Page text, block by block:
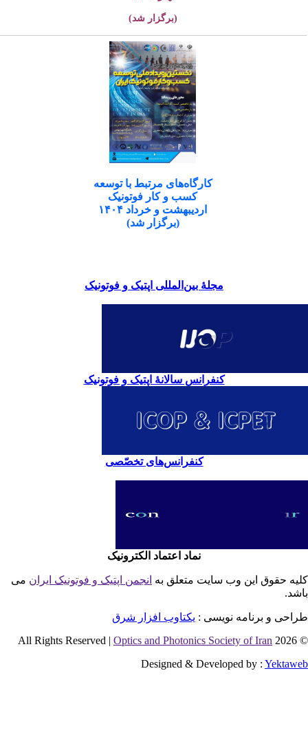
(برگزار شد)
کارگاه‌های مرتبط با توسعه
کسب و کار فوتونیک
اردیبهشت و خرداد ۱۴۰۴
(برگزار شد)
مجلۀ بین‌المللی اپتیک و فوتونیک
کنفرانس سالانۀ اپتیک و فوتونیک
کنفرانس‌های تخصّصی
نماد اعتماد الکترونیک
حقوق این وب سایت متعلق بهانجمن اپتیک و فوتونیک ایران می
و برنامه نویسی : یکتاوب افزار شرق
©
Optics and Photonics Society of Iran
Designed & Developed by :